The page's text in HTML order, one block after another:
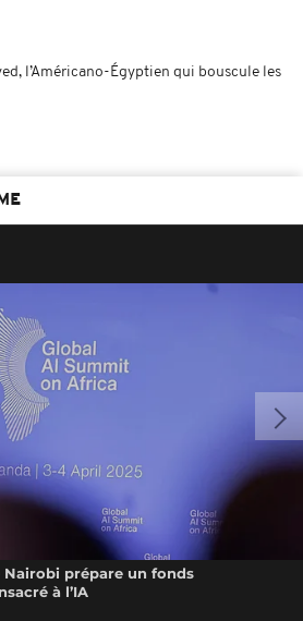
l’Américano-Égyptien qui bouscule les
Nairobi prépare un fonds
à l’IA